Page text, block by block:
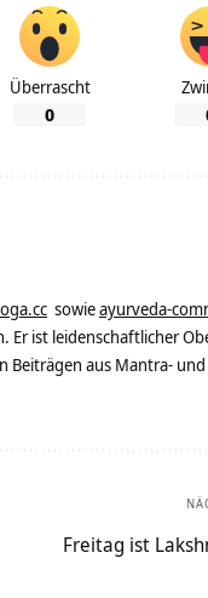
Überrascht
0
sowieayurveda-
Er ist leidenschaftlicher
Beiträgen aus Mantra-
Freitag ist